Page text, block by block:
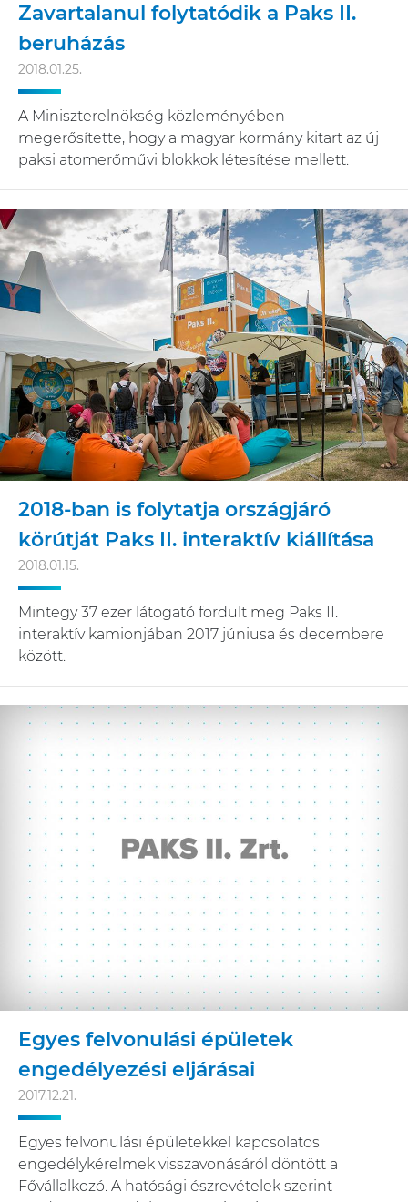
Zavartalanul folytatódik a Paks II.
beruházás
2018.01.25.
A Miniszterelnökség közleményében
megerősítette, hogy a magyar kormány kitart az új
paksi atomerőművi blokkok létesítése mellett.
2018-ban is folytatja országjáró
körútját Paks II. interaktív kiállítása
2018.01.15.
Mintegy 37 ezer látogató fordult meg Paks II.
interaktív kamionjában 2017 júniusa és decembere
között.
Egyes felvonulási épületek
engedélyezési eljárásai
2017.12.21.
Egyes felvonulási épületekkel kapcsolatos
engedélykérelmek visszavonásáról döntött a
Fővállalkozó. A hatósági észrevételek szerint